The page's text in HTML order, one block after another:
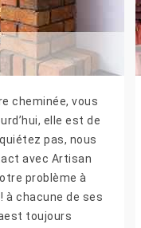
cheminée, vous
elle est de
pas, nous
avec Artisan
problème à
à chacune de ses
toujours